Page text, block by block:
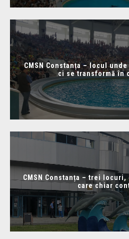
CMSN Constanța – locul
ci se transformă în
CMSN Constanța – trei
care chiar